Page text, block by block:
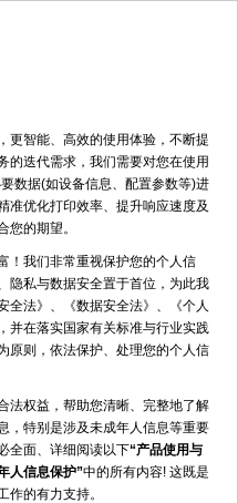
更智能、高效的使用体验，不断提
的迭代需求，我们需要对您在使用
数据(如设备信息、配置参数等)进
准优化打印效率、提升响应速度及
您的期望。
！我们非常重视保护您的个人信
隐私与数据安全置于首位，为此我
全法》、《数据安全法》、《个人
并在落实国家有关标准与行业实践
原则，依法保护、处理您的个人信
法权益，帮助您清晰、完整地了解
，特别是涉及未成年人信息等重要
全面、详细阅读以下“产品使用与
人信息保护”中的所有内容! 这既是
作的有力支持。